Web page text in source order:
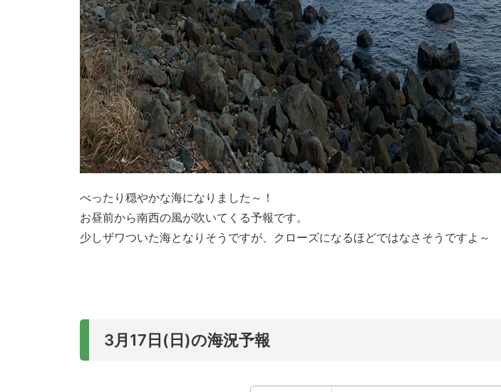
べったり穏やかな海になりました～！
お昼前から南西の風が吹いてくる予報です。
少しザワついた海となりそうですが、クローズになるほどではなさそうですよ～
3月17日(日)の海況予報